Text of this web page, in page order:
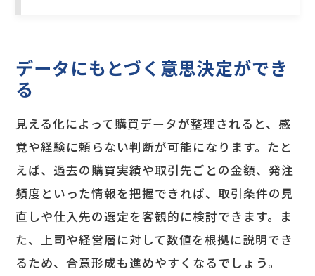
データにもとづく意思決定ができ
る
見える化によって購買データが整理されると、感
覚や経験に頼らない判断が可能になります。たと
えば、過去の購買実績や取引先ごとの金額、発注
頻度といった情報を把握できれば、取引条件の見
直しや仕入先の選定を客観的に検討できます。ま
た、上司や経営層に対して数値を根拠に説明でき
るため、合意形成も進めやすくなるでしょう。